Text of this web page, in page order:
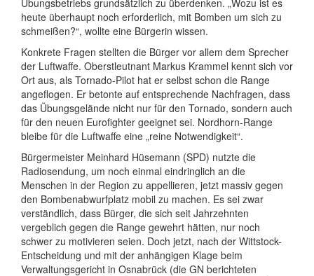
Übungsbetriebs grundsätzlich zu überdenken. „Wozu ist es
heute überhaupt noch erforderlich, mit Bomben um sich zu
schmeißen?“, wollte eine Bürgerin wissen.
Konkrete Fragen stellten die Bürger vor allem dem Sprecher
der Luftwaffe. Oberstleutnant Markus Krammel kennt sich vor
Ort aus, als Tornado-Pilot hat er selbst schon die Range
angeflogen. Er betonte auf entsprechende Nachfragen, dass
das Übungsgelände nicht nur für den Tornado, sondern auch
für den neuen Eurofighter geeignet sei. Nordhorn-Range
bleibe für die Luftwaffe eine „reine Notwendigkeit“.
Bürgermeister Meinhard Hüsemann (SPD) nutzte die
Radiosendung, um noch einmal eindringlich an die
Menschen in der Region zu appellieren, jetzt massiv gegen
den Bombenabwurfplatz mobil zu machen. Es sei zwar
verständlich, dass Bürger, die sich seit Jahrzehnten
vergeblich gegen die Range gewehrt hätten, nur noch
schwer zu motivieren seien. Doch jetzt, nach der Wittstock-
Entscheidung und mit der anhängigen Klage beim
Verwaltungsgericht in Osnabrück (die GN berichteten